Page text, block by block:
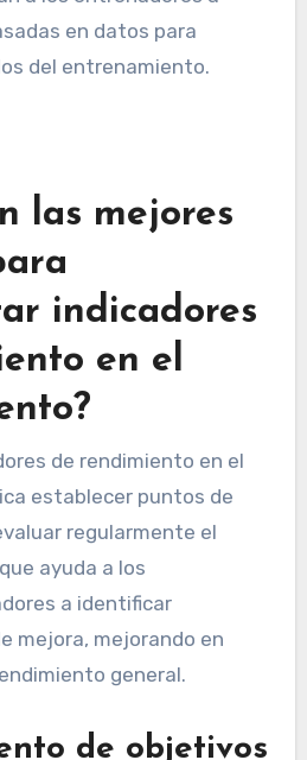
de datos, asegúrese
sea fácil de usar y
a los entrenadores a
en datos para
del entrenamiento.
las mejores
indicadores
en el
de rendimiento en el
regularmente el